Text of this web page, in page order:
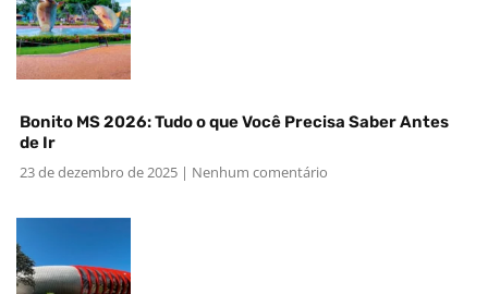
Bonito MS 2026: Tudo o que Você Precisa Saber Antes
de Ir
23 de dezembro de 2025
Nenhum comentário